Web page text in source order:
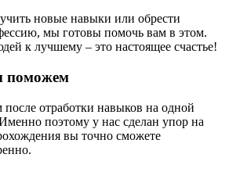
новые навыки или обрести
мы готовы помочь вам в этом.
к лучшему – это настоящее счастье!
поможем
после отработки навыков на одной
поэтому у нас сделан упор на
вы точно сможете